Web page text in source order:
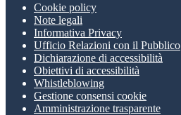
Cookie policy
Note legali
Informativa Privacy
Ufficio Relazioni con il Pubblico
Dichiarazione di accessibilità
Obiettivi di accessibilità
Whistleblowing
Gestione consensi cookie
Amministrazione trasparente